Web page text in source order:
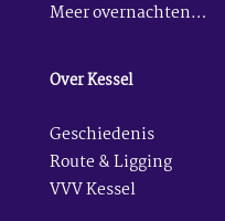
Meer overnachten…
Over Kessel
Geschiedenis
Route & Ligging
VVV Kessel